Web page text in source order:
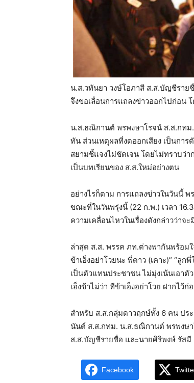
น.ส.วทันยา วงษ์โอภาสี ส.ส.บัญชีรา
จึงขอเลื่อนการแถลงข่าวออกไปก่อน
น.ส.ธณิกานต์ พรพงษาโรจน์ ส.ส.กทม
ทัน ส่วนเหตุผลที่งดออกเสียง เป็นกา
สยามชี้แจงไม่ชัดเจน โดยไม่ทราบว่า
เป็นบทเรียนของ ส.ส.ใหม่อย่างตน
อย่างไรก็ตาม การแถลงข่าวในวันนี้
ขณะที่ในวันพรุ่งนี้ (22 ก.พ.) เวลา
ความเคลื่อนไหวในเรื่องดังกล่าวว่าจ
ล่าสุด ส.ส. พรรค ภท.ต่างพากันพร้อม
ข้าเอ็งอย่าโวยนะ พี่ดาว (เคาะ)” “ลูก
เป็นตัวแทนประชาชน ไม่มุ่งเน้นเอาตั
เอ็งข้าไม่ว่า ทีข้าเอ็งอย่าโวย ฝากไว้ก่
สำหรับ ส.ส.กลุ่มดาวฤกษ์ทั้ง 6 คน ป
นันต์ ส.ส.กทม. น.ส.ธณิกานต์ พรพงษ
ส.ส.บัญชีรายชื่อ และนายศิริพงษ์ รัสมี
Facebook